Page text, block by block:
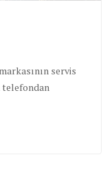
servis
telefondan